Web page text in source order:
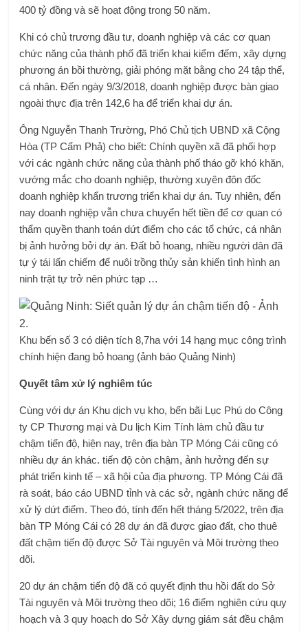
400 tỷ đồng và sẽ hoạt động trong 50 năm.
Khi có chủ trương đầu tư, doanh nghiệp và các cơ quan
chức năng của thành phố đã triển khai kiểm đếm, xây dựng
phương án bồi thường, giải phóng mặt bằng cho 24 tập thể,
cá nhân. Đến ngày 9/3/2018, doanh nghiệp được bàn giao
ngoài thực địa trên 142,6 ha để triển khai dự án.
Ông Nguyễn Thanh Trường, Phó Chủ tịch UBND xã Cộng
Hòa (TP Cẩm Phả) cho biết: Chính quyền xã đã phối hợp
với các ngành chức năng của thành phố tháo gỡ khó khăn,
vướng mắc cho doanh nghiệp, thường xuyên đôn đốc
doanh nghiệp khẩn trương triển khai dự án. Tuy nhiên, đến
nay doanh nghiệp vẫn chưa chuyển hết tiền để cơ quan có
thẩm quyền thanh toán dứt điểm cho các tổ chức, cá nhân
bị ảnh hưởng bởi dự án. Đất bỏ hoang, nhiều người dân đã
tự ý tái lấn chiếm để nuôi trồng thủy sản khiến tình hình an
ninh trật tự trở nên phức tạp …
Khu bến số 3 có diện tích 8,7ha với 14 hạng mục công trình
chính hiện đang bỏ hoang (ảnh báo Quảng Ninh)
Quyết tâm xử lý nghiêm túc
Cùng với dự án Khu dịch vụ kho, bến bãi Lục Phú do Công
ty CP Thương mại và Du lịch Kim Tính làm chủ đầu tư
chậm tiến độ, hiện nay, trên địa bàn TP Móng Cái cũng có
nhiều dự án khác. tiến độ còn chậm, ảnh hưởng đến sự
phát triển kinh tế – xã hội của địa phương. TP Móng Cái đã
rà soát, báo cáo UBND tỉnh và các sở, ngành chức năng để
xử lý dứt điểm. Theo đó, tính đến hết tháng 5/2022, trên địa
bàn TP Móng Cái có 28 dự án đã được giao đất, cho thuê
đất chậm tiến độ được Sở Tài nguyên và Môi trường theo
dõi.
20 dự án chậm tiến độ đã có quyết định thu hồi đất do Sở
Tài nguyên và Môi trường theo dõi; 16 điểm nghiên cứu quy
hoạch và 3 quy hoạch do Sở Xây dựng giám sát đều chậm